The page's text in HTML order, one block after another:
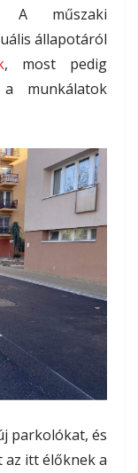
A műszaki
állapotáról
, most pedig
munkálatok
parkolókat, és
itt élőknek a